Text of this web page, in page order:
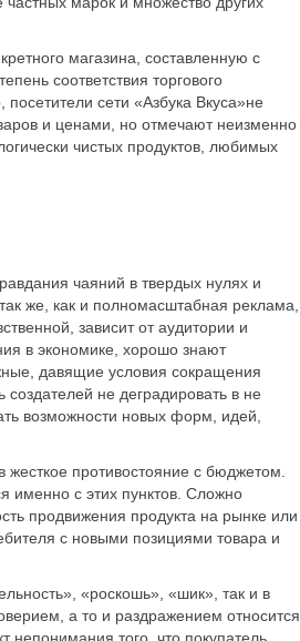
магазина, составленную с
соответствия торгового
сети «Азбука Вкуса»не
и ценами, но отмечают неизменно
чистых продуктов, любимых
чаяний в твердых нулях и
же, как и полномасштабная реклама,
зависит от аудитории и
в экономике, хорошо знают
давящие условия сокращения
не деградировать в не
возможности новых форм, идей,
противостояние с бюджетом.
именно с этих пунктов. Сложно
продвижения продукта на рынке или
с новыми позициями товара и
«роскошь», «шик», так и в
а то и раздражением относится
непонимания того, что покупатель